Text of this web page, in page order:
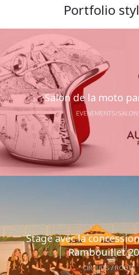
Portfolio
Salon de la moto
EVENEMENTS/
Stage avec la
Rambouillet
CIRCUITS / ROUTE